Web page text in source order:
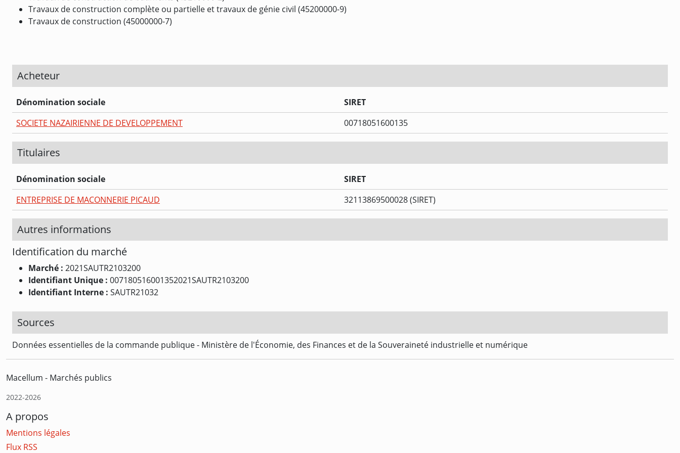
Travaux de construction complète ou partielle et travaux de génie civil (45200000-9)
Travaux de construction (45000000-7)
Acheteur
Dénomination sociale
SIRET
SOCIETE NAZAIRIENNE DE DEVELOPPEMENT
00718051600135
Titulaires
Dénomination sociale
SIRET
ENTREPRISE DE MACONNERIE PICAUD
32113869500028 (SIRET)
Autres informations
Identification du marché
Marché : 2021SAUTR2103200
Identifiant Unique : 007180516001352021SAUTR2103200
Identifiant Interne : SAUTR21032
Sources
Données essentielles de la commande publique - Ministère de l'Économie, des Finances et de la Souveraineté industrielle et numérique
Macellum - Marchés publics
2022-2026
A propos
Mentions légales
Flux RSS